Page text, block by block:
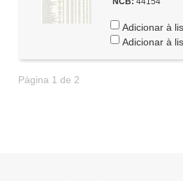
Adicionar à
Adicionar à
Página 1 de 2